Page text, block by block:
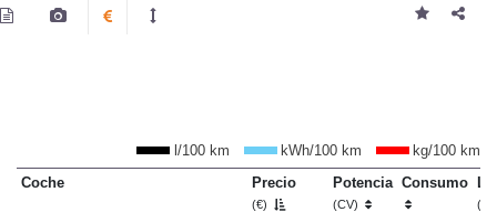
l/100 km kWh/100 km
kg/100 km
Coche
Precio
(€)
Potencia
(CV)
Consumo